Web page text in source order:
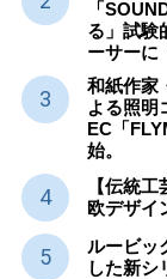
「
る」試験
ーサーに
和紙作家
よる照明
EC「
始。
【伝統
欧デザイ
ルービッ
した新シ